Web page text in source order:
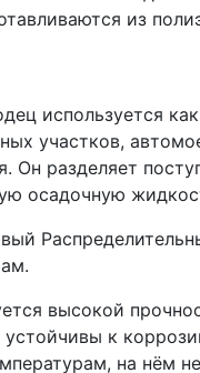
из
используется
участков,
Он разделяет
осадочную
высокой
к
на нём